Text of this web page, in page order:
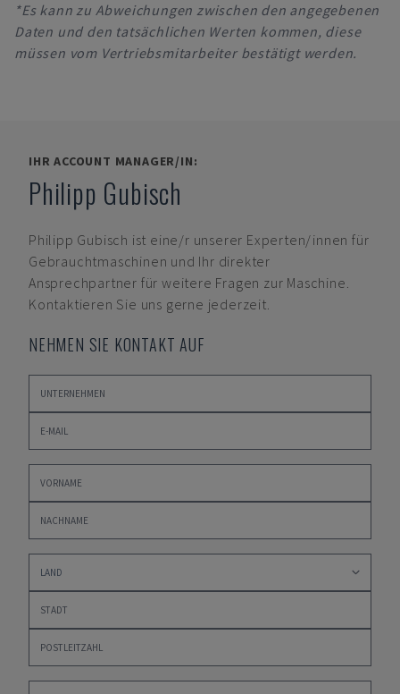
*Es kann zu Abweichungen zwischen den angegebenen
Daten und den tatsächlichen Werten kommen, diese
müssen vom Vertriebsmitarbeiter bestätigt werden.
IHR ACCOUNT MANAGER/IN:
Philipp Gubisch
Philipp Gubisch ist eine/r unserer Experten/innen für
Gebrauchtmaschinen und Ihr direkter
Ansprechpartner für weitere Fragen zur Maschine.
Kontaktieren Sie uns gerne jederzeit.
NEHMEN SIE KONTAKT AUF